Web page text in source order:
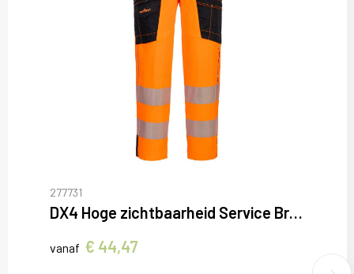
277731
DX4 Hoge zichtbaarheid Service Broek
vanaf € 44,47